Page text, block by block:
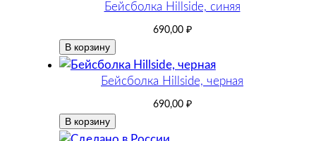
Бейсболка Hillside, синяя
690,00 ₽
В корзину
Бейсболка Hillside, черная
690,00 ₽
В корзину